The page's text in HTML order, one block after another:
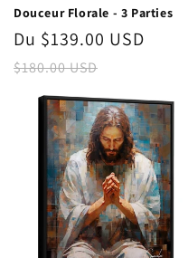
n
:
Douceur Florale - 3 Parties
Prix
promotionnel
Du $139.00 USD
$180.00 USD